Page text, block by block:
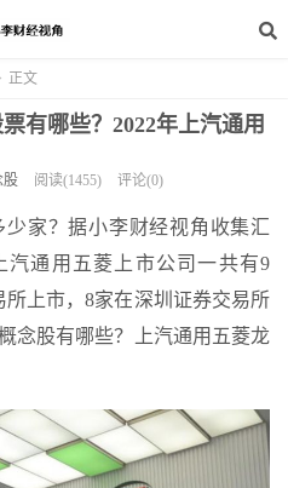
正文
有哪些？2022年上汽通用
股 阅读(1455) 评论(0)
少家？据小李财经视角收集汇
通用五菱上市公司一共有9
上市，8家在深圳证券交易所
念股有哪些？上汽通用五菱龙